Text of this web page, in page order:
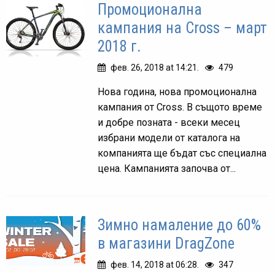
Промоционална
кампания на Cross – март
2018 г.
фев. 26, 2018 at 14:21. 479
Нова година, нова промоционална
кампания от Cross. В същото време
и добре позната - всеки месец
избрани модели от каталога на
компанията ще бъдат със специална
цена. Кампанията започва от...
Зимно намаление до 60%
в магазини DragZone
фев. 14, 2018 at 06:28. 347